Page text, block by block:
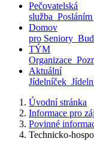
Pečovatelská
služba
Domov
pro Seniory
TÝM
Organizace
Aktuální
Jídelníček
Úvodní stránka
Informace pro
Povinné
Technicko-